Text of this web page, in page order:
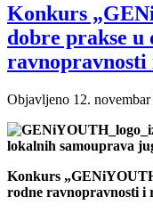
Konkurs
dobre prakse u
ravnopravnosti
Objavljeno 12.
lokalnih samouprava
Konkurs
rodne ravnopravnosti i